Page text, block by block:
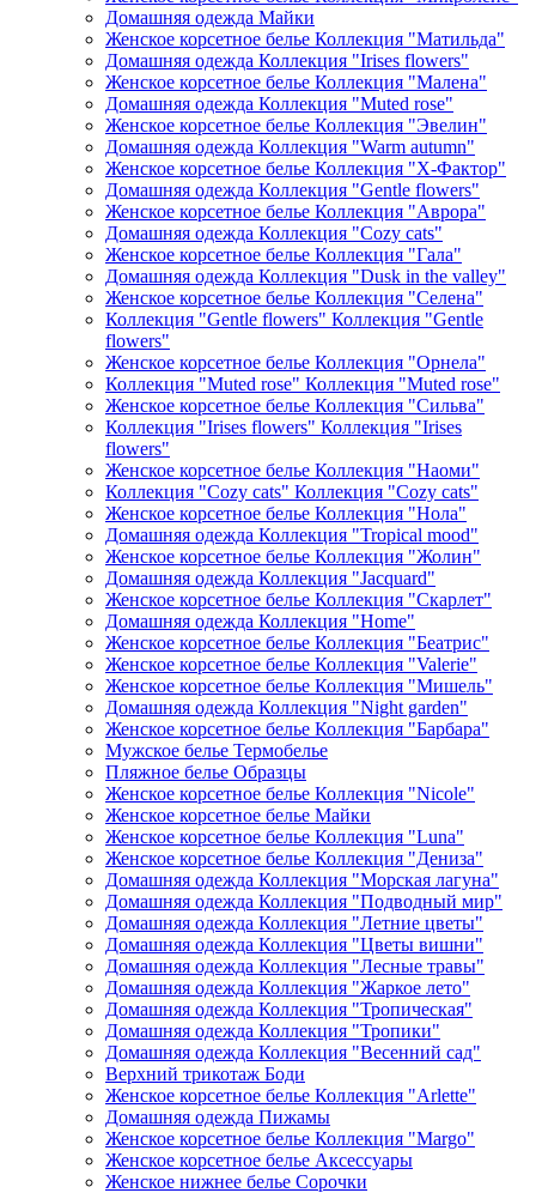
Домашняя одежда Майки
Женское корсетное белье Коллекция "Матильда"
Домашняя одежда Коллекция "Irises flowers"
Женское корсетное белье Коллекция "Малена"
Домашняя одежда Коллекция "Muted rose"
Женское корсетное белье Коллекция "Эвелин"
Домашняя одежда Коллекция "Warm autumn"
Женское корсетное белье Коллекция "Х-Фактор"
Домашняя одежда Коллекция "Gentle flowers"
Женское корсетное белье Коллекция "Аврора"
Домашняя одежда Коллекция "Cozy cats"
Женское корсетное белье Коллекция "Гала"
Домашняя одежда Коллекция "Dusk in the valley"
Женское корсетное белье Коллекция "Селена"
Коллекция "Gentle flowers" Коллекция "Gentle
flowers"
Женское корсетное белье Коллекция "Орнела"
Коллекция "Muted rose" Коллекция "Muted rose"
Женское корсетное белье Коллекция "Сильва"
Коллекция "Irises flowers" Коллекция "Irises
flowers"
Женское корсетное белье Коллекция "Наоми"
Коллекция "Cozy cats" Коллекция "Cozy cats"
Женское корсетное белье Коллекция "Нола"
Домашняя одежда Коллекция "Tropical mood"
Женское корсетное белье Коллекция "Жолин"
Домашняя одежда Коллекция "Jacquard"
Женское корсетное белье Коллекция "Скарлет"
Домашняя одежда Коллекция "Home"
Женское корсетное белье Коллекция "Беатрис"
Женское корсетное белье Коллекция "Valerie"
Женское корсетное белье Коллекция "Мишель"
Домашняя одежда Коллекция "Night garden"
Женское корсетное белье Коллекция "Барбара"
Мужское белье Термобелье
Пляжное белье Образцы
Женское корсетное белье Коллекция "Nicole"
Женское корсетное белье Майки
Женское корсетное белье Коллекция "Luna"
Женское корсетное белье Коллекция "Дениза"
Домашняя одежда Коллекция "Морская лагуна"
Домашняя одежда Коллекция "Подводный мир"
Домашняя одежда Коллекция "Летние цветы"
Домашняя одежда Коллекция "Цветы вишни"
Домашняя одежда Коллекция "Лесные травы"
Домашняя одежда Коллекция "Жаркое лето"
Домашняя одежда Коллекция "Тропическая"
Домашняя одежда Коллекция "Тропики"
Домашняя одежда Коллекция "Весенний сад"
Верхний трикотаж Боди
Женское корсетное белье Коллекция "Arlette"
Домашняя одежда Пижамы
Женское корсетное белье Коллекция "Margo"
Женское корсетное белье Аксессуары
Женское нижнее белье Сорочки